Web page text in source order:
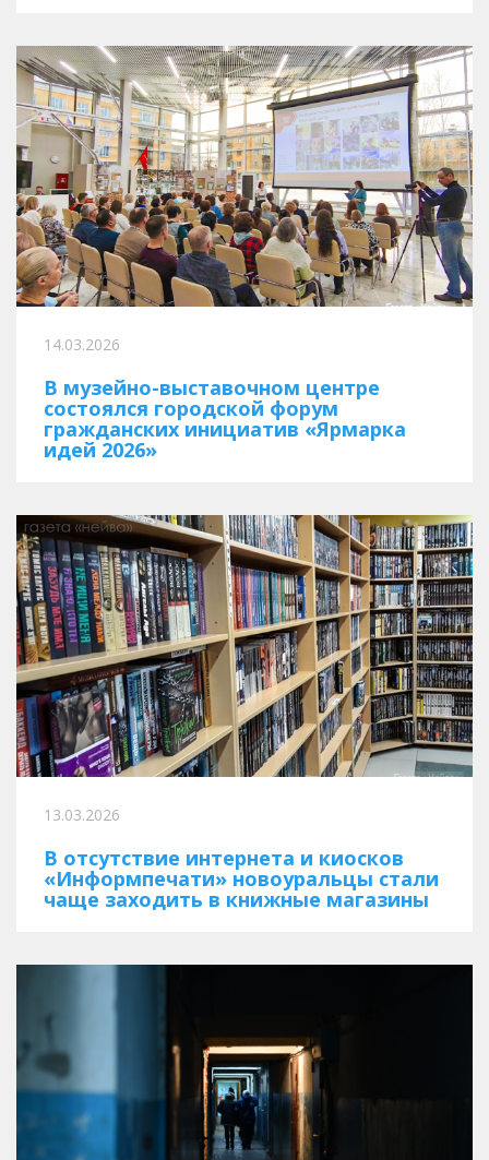
14.03.2026
В музейно-выставочном центре
состоялся городской форум
гражданских инициатив «Ярмарка
идей 2026»
13.03.2026
В отсутствие интернета и киосков
«Информпечати» новоуральцы стали
чаще заходить в книжные магазины